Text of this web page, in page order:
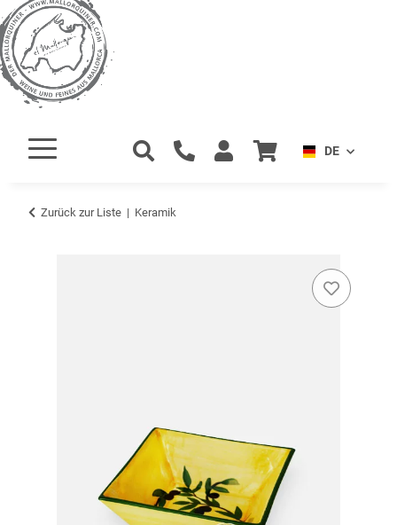
DE
Zurück zur Liste Keramik